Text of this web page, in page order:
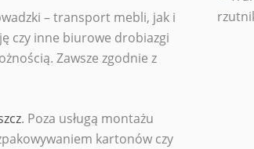
– transport mebli, jak i
czy inne biurowe drobiazgi
Zawsze zgodnie z
. Poza usługą montażu
kartonów czy